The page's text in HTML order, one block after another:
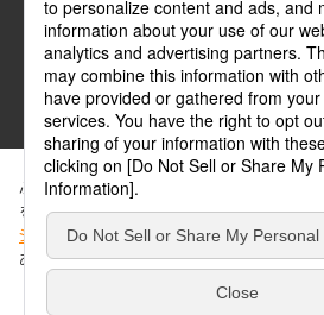
ABJマークは、この電子書店・電子書籍配信サービスが
得た正規版配信サービスであることを示す登録商標(
ABJマークの詳細、ABJマークを掲示しているサービス
ぶんか社が運営するサイトでは、利便性向
を使用しています。 当社のCookieについて
シー
」をご覧ください。当サイトでは、訪問
ありません。